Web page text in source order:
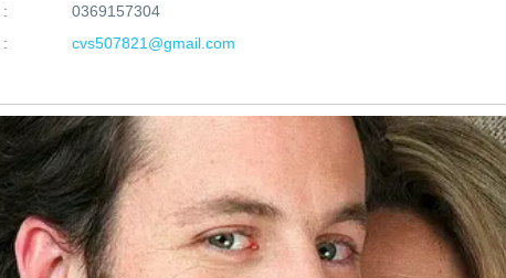
:
0369157304
: cvs507821@gmail.com